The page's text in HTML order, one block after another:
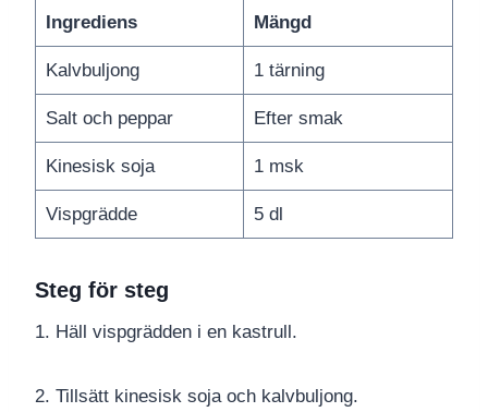
Ingrediens Mängd
Kalvbuljong 1 tärning
Salt och peppar Efter smak
Kinesisk soja 1 msk
Vispgrädde 5 dl
Steg för steg
1. Häll vispgrädden i en kastrull.
2. Tillsätt kinesisk soja och kalvbuljong.